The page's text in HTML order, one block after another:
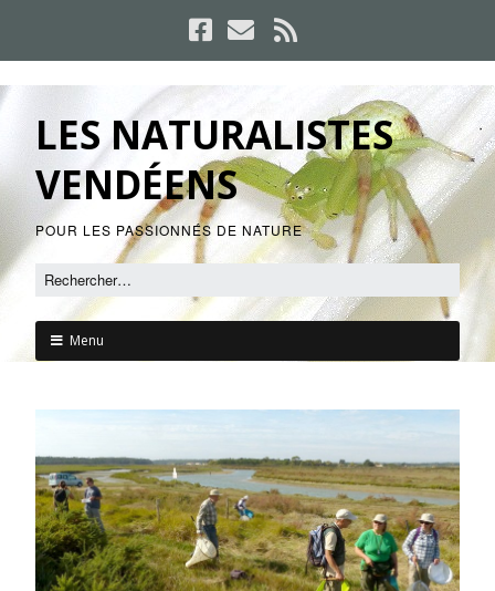
LES NATURALISTES
VENDÉENS
POUR LES PASSIONNÉS DE NATURE
Menu